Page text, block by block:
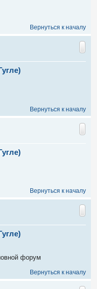
Вернуться к началу
Вернуться к началу
Вернуться к началу
форум
Вернуться к началу